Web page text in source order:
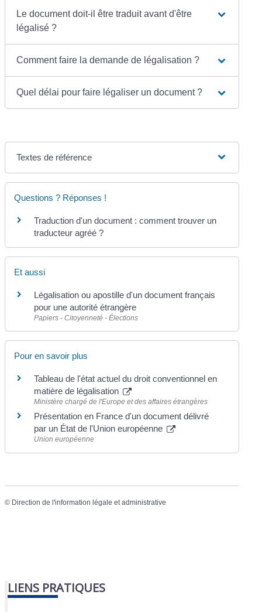
Le document doit-il être traduit avant d'être
légalisé ?
Comment faire la demande de légalisation ?
Quel délai pour faire légaliser un document ?
Textes de référence
Questions ? Réponses !
Traduction d'un document : comment trouver un
traducteur agréé ?
Et aussi
Légalisation ou apostille d'un document français
pour une autorité étrangère
Papiers - Citoyenneté - Élections
Pour en savoir plus
Tableau de l'état actuel du droit conventionnel en
matière de légalisation
Ministère chargé de l'Europe et des affaires étrangères
Présentation en France d'un document délivré
par un État de l'Union européenne
Union européenne
© Direction de l'information légale et administrative
LIENS PRATIQUES